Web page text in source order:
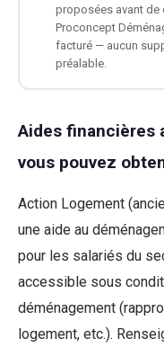
proposées avant de
Proconcept
facturé — aucun
préalable.
Aides financières
vous pouvez
Action Logement
une aide au
pour les salariés du
accessible sous
déménagement
logement, etc.).